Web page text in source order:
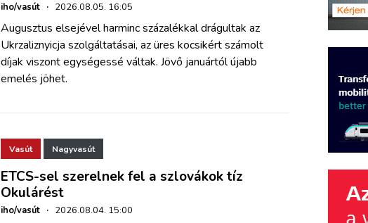
iho/vasút · 2026.08.05. 16:05
Augusztus elsejével harminc százalékkal drágultak az
Ukrzaliznyicja szolgáltatásai, az üres kocsikért számolt
díjak viszont egységessé váltak. Jövő januártól újabb
emelés jöhet.
Vasút Nagyvasút
ETCS-sel szerelnek fel a szlovákok tíz
Okulárést
iho/vasút · 2026.08.04. 15:00